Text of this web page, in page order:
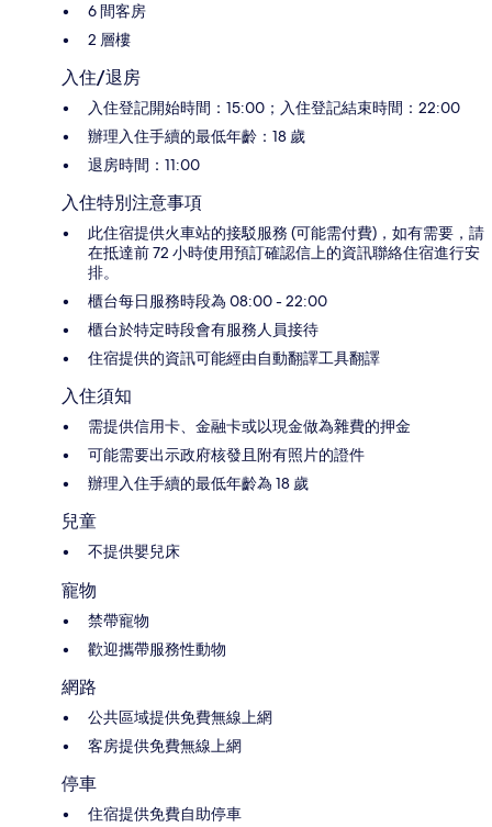
6 間客房
2 層樓
入住/退房
入住登記開始時間：15:00；入住登記結束時間：22:00
辦理入住手續的最低年齡：18 歲
退房時間：11:00
入住特別注意事項
此住宿提供火車站的接駁服務 (可能需付費)，如有需要，請
在抵達前 72 小時使用預訂確認信上的資訊聯絡住宿進行安
排。
櫃台每日服務時段為 08:00 - 22:00
櫃台於特定時段會有服務人員接待
住宿提供的資訊可能經由自動翻譯工具翻譯
入住須知
需提供信用卡、金融卡或以現金做為雜費的押金
可能需要出示政府核發且附有照片的證件
辦理入住手續的最低年齡為 18 歲
兒童
不提供嬰兒床
寵物
禁帶寵物
歡迎攜帶服務性動物
網路
公共區域提供免費無線上網
客房提供免費無線上網
停車
住宿提供免費自助停車